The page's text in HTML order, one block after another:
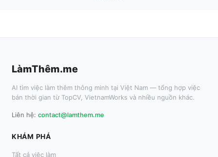
LàmThêm.me
AI tìm việc làm thêm thông minh tại Việt Nam — tổng hợp việc
bán thời gian từ TopCV, VietnamWorks và nhiều nguồn khác.
Liên hệ: contact@lamthem.me
KHÁM PHÁ
Tất cả việc làm